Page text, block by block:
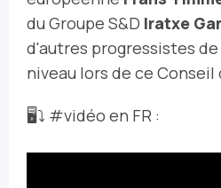
du Groupe S&D Iratxe
d'autres progressistes
niveau lors de ce Conseil
🖥⤵️ #vidéo en FR :